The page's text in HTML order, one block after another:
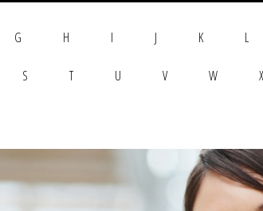
G H I J K L
S T U V W X